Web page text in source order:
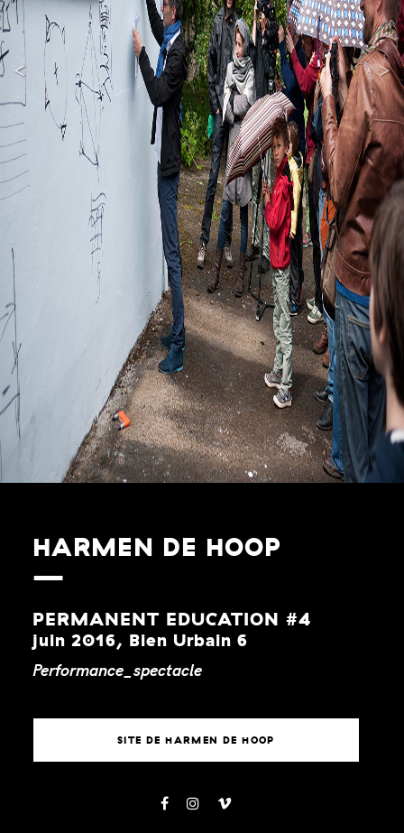
HARMEN DE HOOP
PERMANENT EDUCATION #4
juin 2016, Bien Urbain 6
Performance_spectacle
SITE DE HARMEN DE HOOP
<
Previous
>
Next